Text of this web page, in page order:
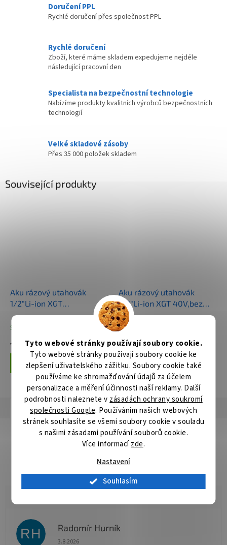
Tyto webové stránky používají soubory cookie.
Tyto webové stránky používají soubory cookie ke
zlepšení uživatelského zážitku. Soubory cookie také
používáme ke shromažďování údajů za účelem
personalizace a měření účinnosti naší reklamy. Další
podrobnosti naleznete v zásadách ochrany soukromí
společnosti Google. Používáním našich webových
stránek souhlasíte se všemi soubory cookie v souladu
s našimi zásadami používání souborů cookie.
Více informacízde.
Nastavení
Souhlasím
Doručení PPL
Rychlé doručení přes společnost PPL
Rychlé doručení
Zboží, které máme skladem expedujeme nejdéle
následující pracovní den
Specialista na bezpečnostní technologie
Nabízíme produkty kvalitních výrobců bezpečnostních
technologií
Velké skladové zásoby
Přes 35 000 položek skladem
Související produkty
Aku rázový utahovák
1/2"Li-ion XGT
40V/2,5Ah,Makpac
Skladem
14 245 Kč
Do košíku
Aku rázový utahovák
1/2"Li-ion XGT 40V,bez
aku Z
Skladem
5 860 Kč
Do košíku
Popis Hodnocení Diskuze
Detailní popis produktu
RH Radomír Hurník
Hodnocení obchodu je 5 z 5 hvězdiček.
3.8.2026